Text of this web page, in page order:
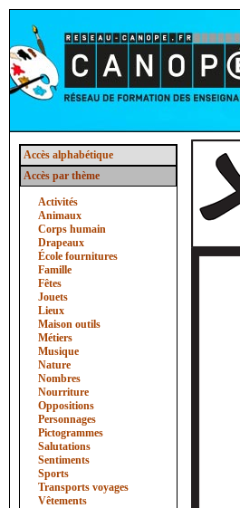
Accès alphabétique
Accès par thème
Activités
Animaux
Corps humain
Drapeaux
École fournitures
Famille
Fêtes
Jouets
Lieux
Maison outils
Métiers
Musique
Nature
Nombres
Nourriture
Oppositions
Personnages
Pictogrammes
Salutations
Sentiments
Sports
Transports voyages
Vêtements